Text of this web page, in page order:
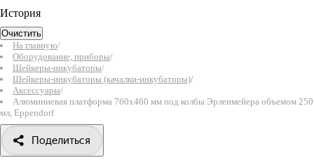
История
Очистить
На главную/
Оборудование, приборы/
Шейкеры-инкубаторы/
Шейкеры-инкубаторы (качалки-инкубаторы)/
Аксессуары/
Алюминиевая платформа 760х460 мм под колбы Эрленмейера объемом 250
мл, Eppendorf
Поделиться